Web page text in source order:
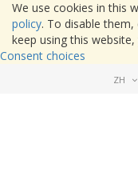
We use cookies in this
policy. To disable
keep using this
Consent choices
ZH